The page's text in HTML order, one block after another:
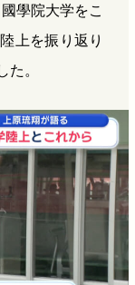
學院大学をこ
上を振り返り
。